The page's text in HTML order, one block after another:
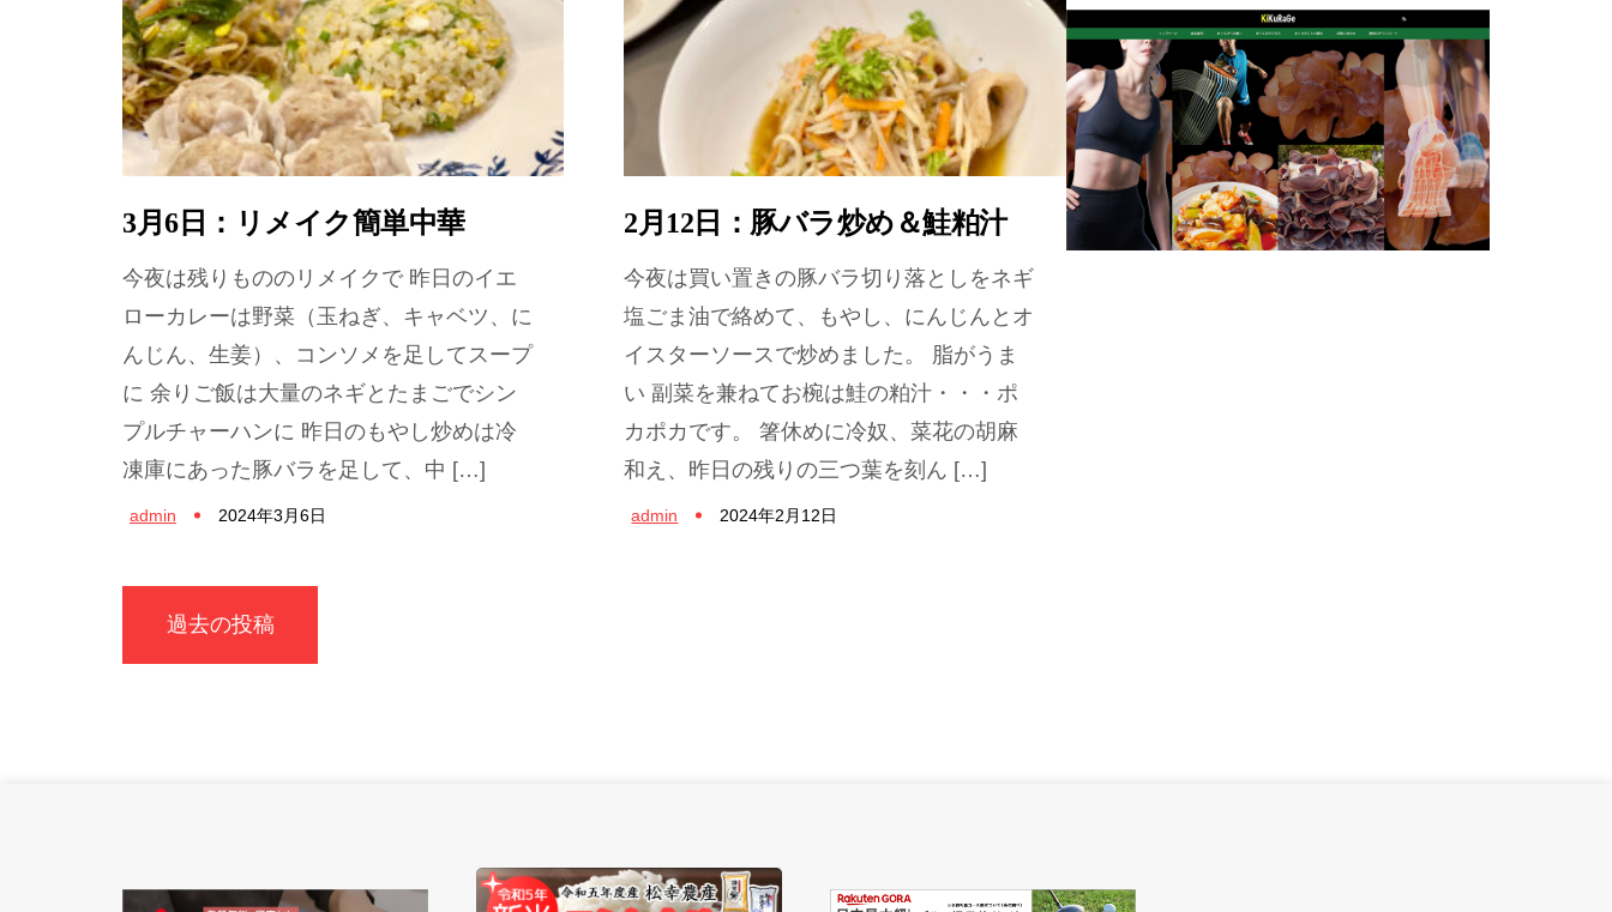
3月6日：リメイク簡単中華
今夜は残りもののリメイクで 昨日のイエ
ローカレーは野菜（玉ねぎ、キャベツ、に
んじん、生姜）、コンソメを足してスープ
に 余りご飯は大量のネギとたまごでシン
プルチャーハンに 昨日のもやし炒めは冷
凍庫にあった豚バラを足して、中 […]
admin 2024年3月6日
2月12日：豚バラ炒め＆鮭粕汁
今夜は買い置きの豚バラ切り落としをネギ
塩ごま油で絡めて、もやし、にんじんとオ
イスターソースで炒めました。 脂がうま
い 副菜を兼ねてお椀は鮭の粕汁・・・ポ
カポカです。 箸休めに冷奴、菜花の胡麻
和え、昨日の残りの三つ葉を刻ん […]
admin 2024年2月12日
稿
過去の投稿